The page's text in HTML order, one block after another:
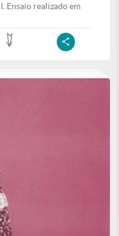
Ensaio realizado em